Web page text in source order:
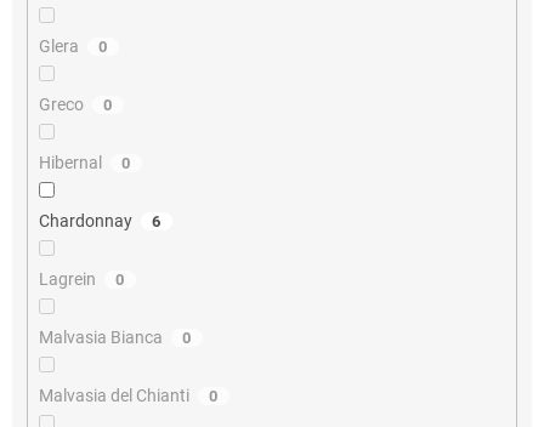
Glera 0
Greco 0
Hibernal 0
Chardonnay 6
Lagrein 0
Malvasia Bianca 0
Malvasia del Chianti 0